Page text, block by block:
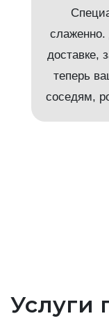
слаженно.
доставке,
теперь
соседям,
Услуги